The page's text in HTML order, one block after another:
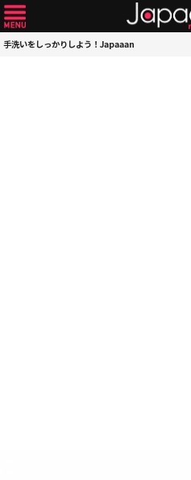
手洗いをしっかりしよう！Japaaan